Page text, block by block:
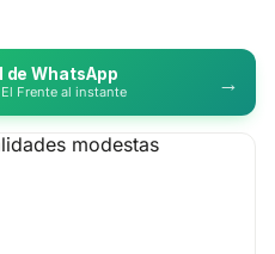
de WhatsApp
Frente al instante →